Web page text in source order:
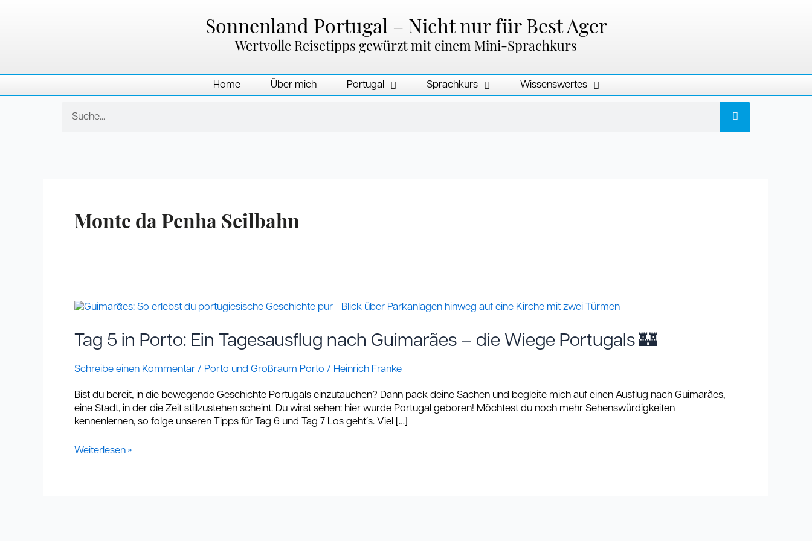
Sonnenland Portugal – Nicht nur für Best Ager
Wertvolle Reisetipps gewürzt mit einem Mini-Sprachkurs
Home Über mich Portugal Sprachkurs Wissenswertes
Monte da Penha Seilbahn
Tag 5 in Porto: Ein Tagesausflug nach Guimarães – die Wiege Portugals 🏰
Schreibe einen Kommentar / Porto und Großraum Porto / Heinrich Franke
Bist du bereit, in die bewegende Geschichte Portugals einzutauchen? Dann pack deine Sachen und begleite mich auf einen Ausflug nach Guimarães,
eine Stadt, in der die Zeit stillzustehen scheint. Du wirst sehen: hier wurde Portugal geboren! Möchtest du noch mehr Sehenswürdigkeiten
kennenlernen, so folge unseren Tipps für Tag 6 und Tag 7 Los geht´s. Viel […]
Tag
in
Porto:
Tagesausflug
Guimarães
–
die
Portugals
Weiterlesen »